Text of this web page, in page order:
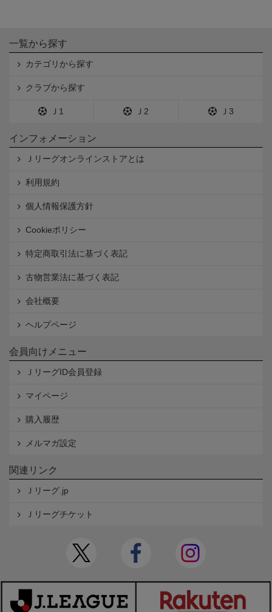
一覧から探す
カテゴリから探す
クラブから探す
Ｊ1 Ｊ2 Ｊ3
インフォメーション
Ｊリーグオンラインストアとは
利用規約
個人情報保護方針
Cookieポリシー
特定商取引法に基づく表記
古物営業法に基づく表記
会社概要
ヘルプページ
会員向けメニュー
ＪリーグID会員登録
マイページ
購入履歴
メルマガ設定
関連リンク
Ｊリーグ.jp
Ｊリーグチケット